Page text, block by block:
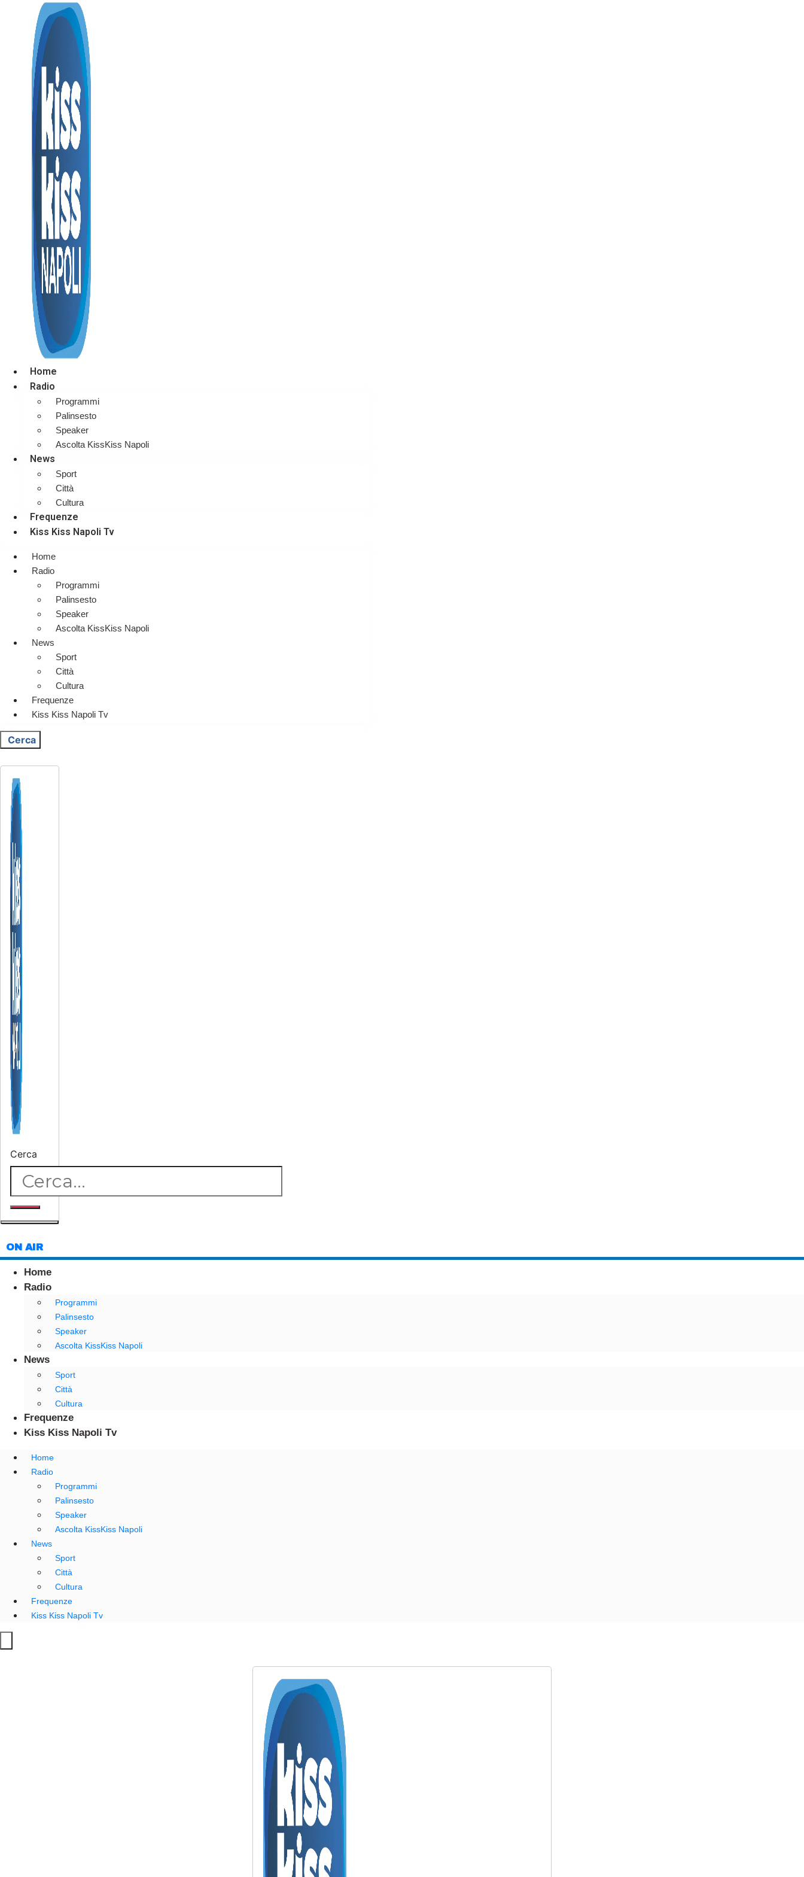
Home
Radio
Programmi
Palinsesto
Speaker
Ascolta KissKiss Napoli
News
Sport
Città
Cultura
Frequenze
Kiss Kiss Napoli Tv
Home
Radio
Programmi
Palinsesto
Speaker
Ascolta KissKiss Napoli
News
Sport
Città
Cultura
Frequenze
Kiss Kiss Napoli Tv
Cerca
Cerca
ON AIR
Home
Radio
Programmi
Palinsesto
Speaker
Ascolta KissKiss Napoli
News
Sport
Città
Cultura
Frequenze
Kiss Kiss Napoli Tv
Home
Radio
Programmi
Palinsesto
Speaker
Ascolta KissKiss Napoli
News
Sport
Città
Cultura
Frequenze
Kiss Kiss Napoli Tv